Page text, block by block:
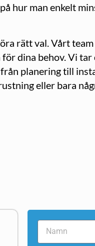
hur man enkelt
rätt val. Vårt
dina behov. Vi
planering till
eller bara